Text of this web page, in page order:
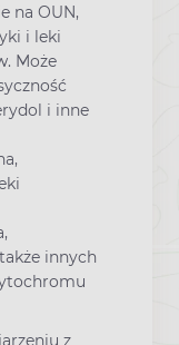
na OUN,
i leki
Może
i inne
innych
z